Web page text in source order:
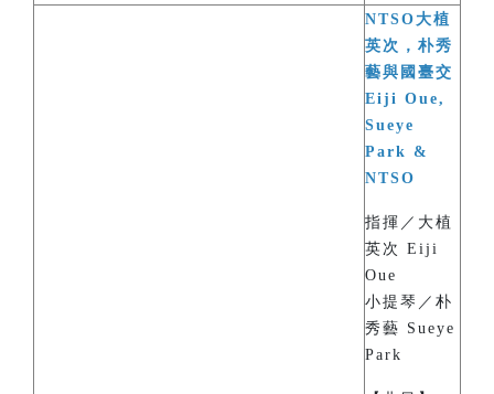
NTSO大植
英次，朴秀
藝與國臺交
Eiji Oue,
Sueye
Park &
NTSO
指揮／大植
英次 Eiji
Oue
小提琴／朴
秀藝 Sueye
Park